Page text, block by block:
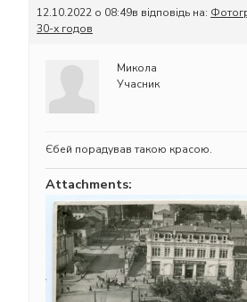
12.10.2022 о 08:49в відповідь на:
30-х годов
Микола
Учасник
Єбей порадував такою красою.
Attachments: